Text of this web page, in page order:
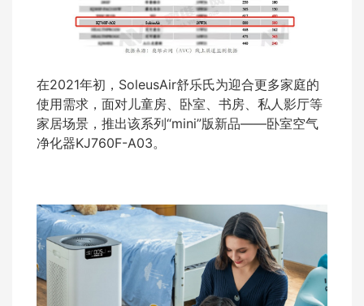
在2021年初，SoleusAir舒乐氏为迎合更多家庭的
使用需求，面对儿童房、卧室、书房、私人影厅等
家居场景，推出该系列“mini”版新品——卧室空气
净化器KJ760F-A03。